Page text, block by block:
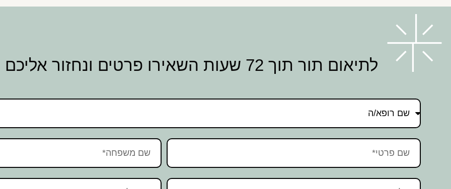
לתיאום תור תוך 72 שעות השאירו פרטים ונחזור אליכם בהקדם